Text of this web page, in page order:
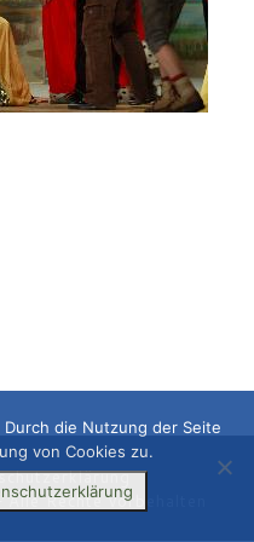
Rechte vorbehalten
die Nutzung der Seite
von Cookies zu.